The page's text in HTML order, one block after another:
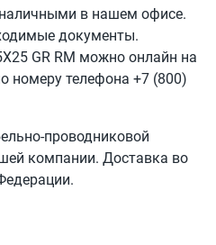
в нашем офисе.
документы.
GR RM можно онлайн на
номеру телефона +7 (800)
проводниковой
компании. Доставка во